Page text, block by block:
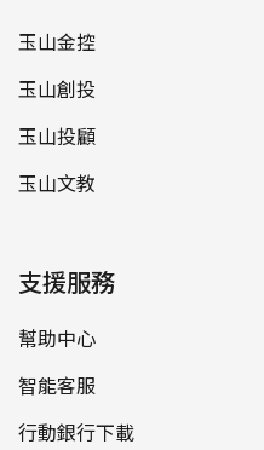
玉山金控
玉山創投
玉山投顧
玉山文教
支援服務
幫助中心
智能客服
行動銀行下載